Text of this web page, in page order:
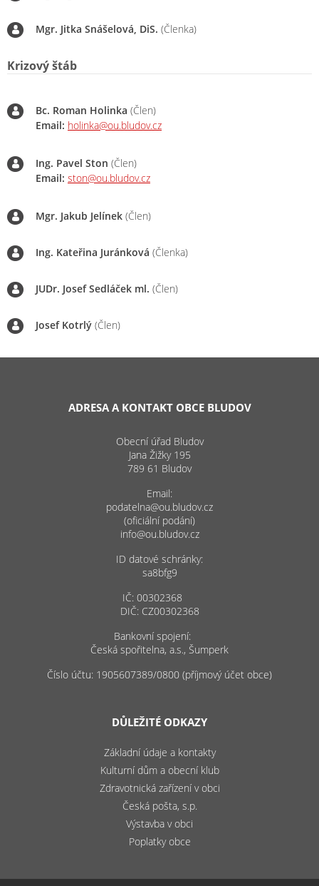
Mgr. Jitka Snášelová, DiS. (Členka)
Krizový štáb
Bc. Roman Holinka (Člen)
Email: holinka@ou.bludov.cz
Ing. Pavel Ston (Člen)
Email: ston@ou.bludov.cz
Mgr. Jakub Jelínek (Člen)
Ing. Kateřina Juránková (Členka)
JUDr. Josef Sedláček ml. (Člen)
Josef Kotrlý (Člen)
ADRESA A KONTAKT OBCE BLUDOV
Obecní úřad Bludov
Jana Žižky 195
789 61 Bludov
Email:
podatelna@ou.bludov.cz
(oficiální podání)
info@ou.bludov.cz
ID datové schránky:
sa8bfg9
IČ: 00302368
DIČ: CZ00302368
Bankovní spojení:
Česká spořitelna, a.s., Šumperk
Číslo účtu: 1905607389/0800 (příjmový účet obce)
DŮLEŽITÉ ODKAZY
Základní údaje a kontakty
Kulturní dům a obecní klub
Zdravotnická zařízení v obci
Česká pošta, s.p.
Výstavba v obci
Poplatky obce